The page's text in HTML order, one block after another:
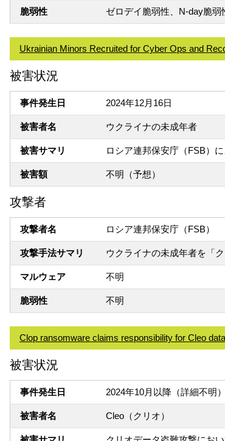
脆弱性 ゼロデイ脆弱性、N-day脆弱
Ukrainian Minors Recruited for Cyber Ops and
被害状況
事件発生日 2024年12月16日
被害者名 ウクライナの未成年者
被害サマリ ロシア連邦保安庁（FSB）
被害額 不明（予想）
攻撃者
攻撃者名 ロシア連邦保安庁（FSB）
攻撃手法サマリ ウクライナの未成年者を「
マルウェア 不明
脆弱性 不明
Clop ransomware claims responsibility for Cleo
被害状況
事件発生日 2024年10月以降（詳細不明）
被害者名 Cleo（クリオ）